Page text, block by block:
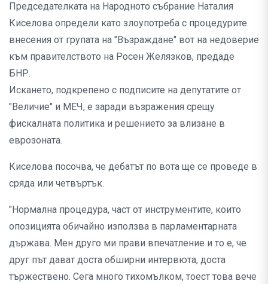
Председателката на Народното събрание Наталия
Киселова определи като злоупотреба с процедурите
внесения от групата на "Възраждане" вот на недоверие
към правителството на Росен Желязков, предаде
БНР.
Искането, подкрепено с подписите на депутатите от
"Величие" и МЕЧ, е заради възражения срещу
фискалната политика и решението за влизане в
еврозоната.
Киселова посочва, че дебатът по вота ще се проведе в
сряда или четвъртък.
"Нормална процедура, част от инструментите, които
опозицията обичайно използва в парламентарната
държава. Мен друго ми прави впечатление и то е, че
друг път дават доста обширни интервюта, доста
тържествено. Сега много тихомълком, тоест това вече